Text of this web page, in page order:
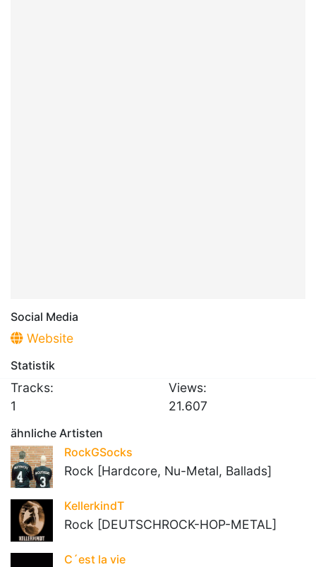
Social Media
Website
Statistik
Tracks:
1
Views:
21.607
ähnliche Artisten
RockGSocks
Rock [Hardcore, Nu-Metal, Ballads]
KellerkindT
Rock [DEUTSCHROCK-HOP-METAL]
C´est la vie